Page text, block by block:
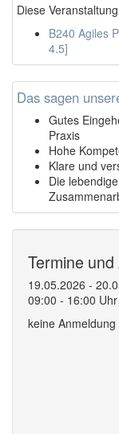
Diese
B240 Agiles
4.5]
Das sagen
Gutes
Praxis
Hohe
Klare und
Die
Termine
19.05.2026 -
09:00 - 16:00 Uhr
keine Anmeldung